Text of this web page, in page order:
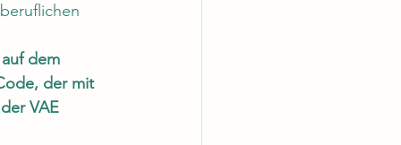
dem
der mit
VAE